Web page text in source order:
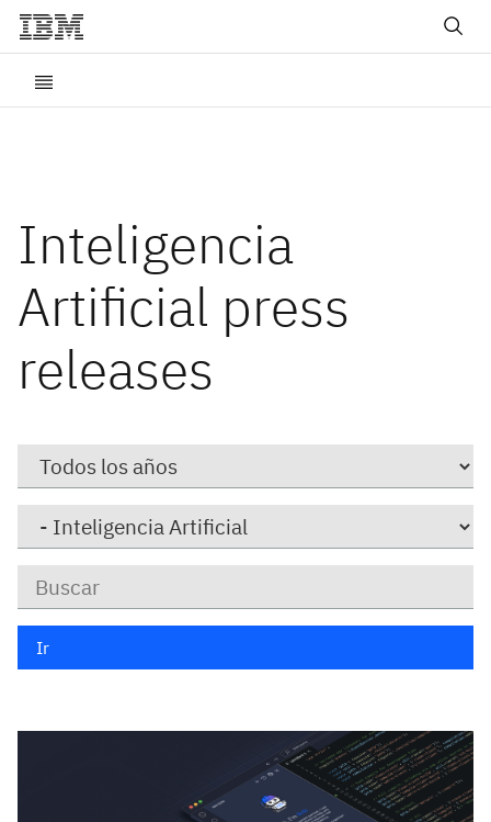
Inteligencia
Artificial press
releases
Ir